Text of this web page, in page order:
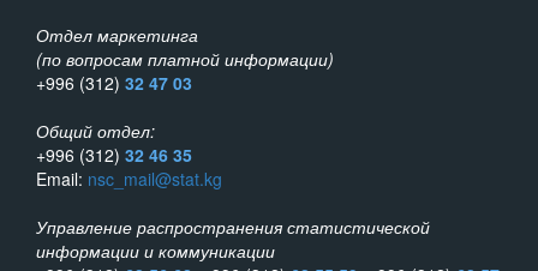
Отдел маркетинга
(по вопросам платной информации)
+996 (312) 32 47 03
Общий отдел:
+996 (312) 32 46 35
Email: nsc_mail@stat.kg
Управление распространения статистической
информации и коммуникации